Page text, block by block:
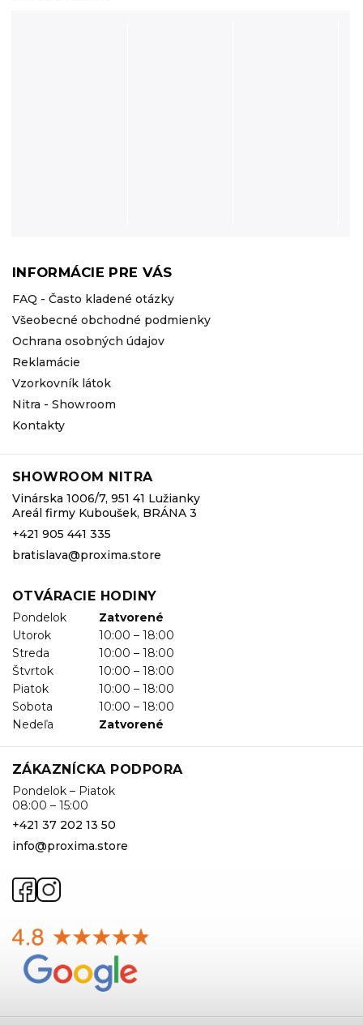
INFORMÁCIE PRE VÁS
FAQ - Často kladené otázky
Všeobecné obchodné podmienky
Ochrana osobných údajov
Reklamácie
Vzorkovník látok
Nitra - Showroom
Kontakty
SHOWROOM NITRA
Vinárska 1006/7, 951 41 Lužianky
Areál firmy Kuboušek, BRÁNA 3
+421 905 441 335
bratislava@proxima.store
OTVÁRACIE HODINY
Pondelok
Zatvorené
Utorok
10:00 – 18:00
Streda
10:00 – 18:00
Štvrtok
10:00 – 18:00
Piatok
10:00 – 18:00
Sobota
10:00 – 18:00
Nedeľa
Zatvorené
ZÁKAZNÍCKA PODPORA
Pondelok – Piatok
08:00 – 15:00
+421 37 202 13 50
info@proxima.store